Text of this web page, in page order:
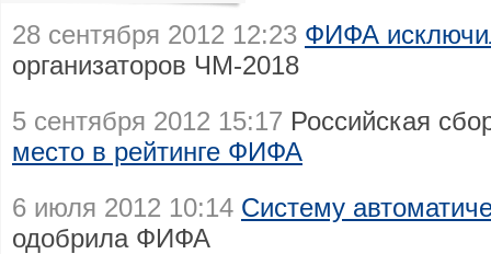
28 сентября 2012 12:23 ФИФА
организаторов ЧМ-2018
5 сентября 2012 15:17 Российская
место в рейтинге ФИФА
6 июля 2012 10:14 Систему
одобрила ФИФА